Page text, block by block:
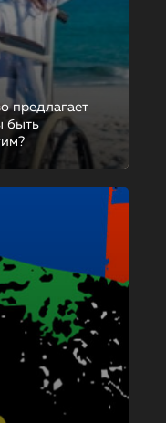
предлагает
быть